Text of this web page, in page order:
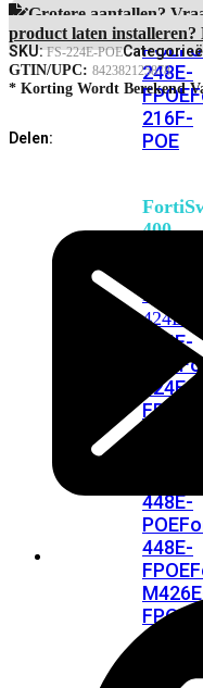
248E-
POE
248E-
FPOE
216F-
POE
400
424E
424E-
424E-
FPOE
448E-
POE
448E-
FPOE
FPOE
424F-
Grotere aantallen?
product laten installeren?
SKU:FS-224E-POE
GTIN/UPC: 842382125878
* Korting Wordt Berekend
Delen: